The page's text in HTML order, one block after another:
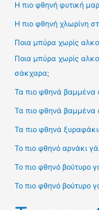
Η πιο φθηνή φυτική
Η πιο φθηνή χλωρίνη
Ποια μπύρα χωρίς
Ποια μπύρα χωρίς
σάκχαρα;
Τα πιο φθηνά βαμμένα
Τα πιο φθηνά βαμμένα
Τα πιο φθηνά
Το πιο φθηνό αρνάκι
Το πιο φθηνό βούτυρο
Το πιο φθηνό βούτυρο